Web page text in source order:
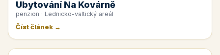
Ubytování Na Kovárně
penzion · Lednicko-valtický areál
Číst článek →